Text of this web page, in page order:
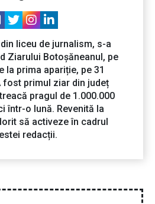
liceu de jurnalism, s-a
Ziarului Botoșăneanul, pe
la prima apariție, pe 31
fost primul ziar din județ
pragul de 1.000.000
într-o lună. Revenită la
să activeze în cadrul
redacții.